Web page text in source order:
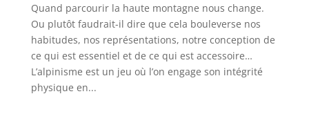
Quand parcourir la haute montagne nous change.
Ou plutôt faudrait-il dire que cela bouleverse nos
habitudes, nos représentations, notre conception de
ce qui est essentiel et de ce qui est accessoire…
L’alpinisme est un jeu où l’on engage son intégrité
physique en...